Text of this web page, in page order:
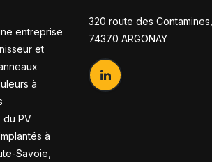
entreprise
et
à
du PV
à
Savoie,
320 route des Contamines,
74370 ARGONAY